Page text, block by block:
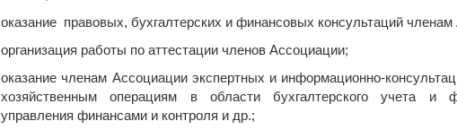
оказание правовых, бухгалтерских и финансовых консультаций
организация работы по аттестации членов Ассоциации;
оказание членам Ассоциации экспертных и информационно-
хозяйственным операциям в области бухгалтерского учета и
управления финансами и контроля и др.;